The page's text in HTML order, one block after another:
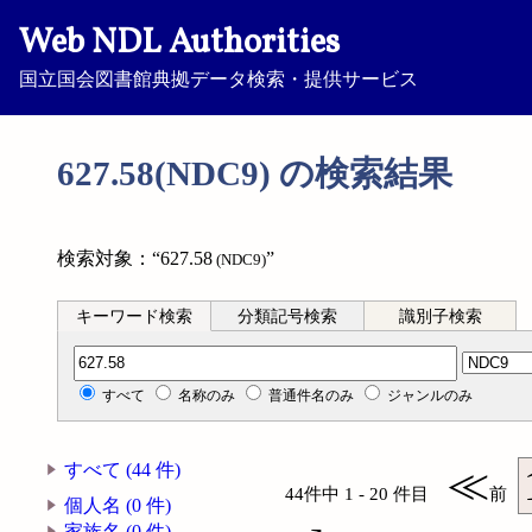
Web NDL Authorities
国立国会図書館典拠データ検索・提供サービス
627.58(NDC9) の検索結果
検索対象：“627.58 (NDC9)”
キーワード検索 分類記号検索 識別子検索
分類記号検索
すべて 名称のみ 普通件名のみ ジャンルのみ
すべて (44 件)
個人名 (0 件)
44件中 1 - 20 件目 ≪前